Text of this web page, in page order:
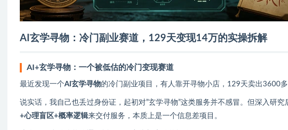
AI玄学寻物：冷门副业赛道，129天变现14万的实操拆解
AI+玄学寻物：一个被低估的冷门变现赛道
最近发现一个AI玄学寻物的冷门副业项目，有人靠开寻物小店，129天卖出3600
说实话，我自己也丢过身份证，起初对”玄学寻物”这类服务并不感冒。但深入研究
+心理盲区+概率逻辑来交付服务，本质上是一个信息差项目。